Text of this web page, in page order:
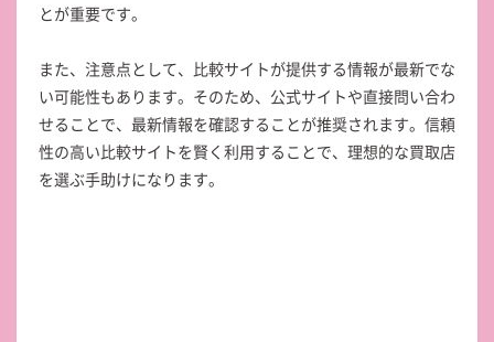
とが重要です。
また、注意点として、比較サイトが提供する情報が最新でな
い可能性もあります。そのため、公式サイトや直接問い合わ
せることで、最新情報を確認することが推奨されます。信頼
性の高い比較サイトを賢く利用することで、理想的な買取店
を選ぶ手助けになります。